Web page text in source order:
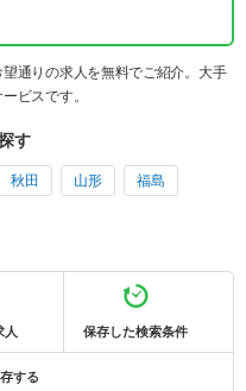
通りの求人を無料でご紹介。大手
ビスです。
す
秋田 山形 福島
人 保存した検索条件
する